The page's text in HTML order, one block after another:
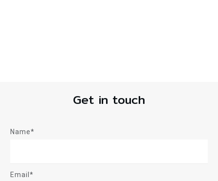
Get in touch
Name*
Email*